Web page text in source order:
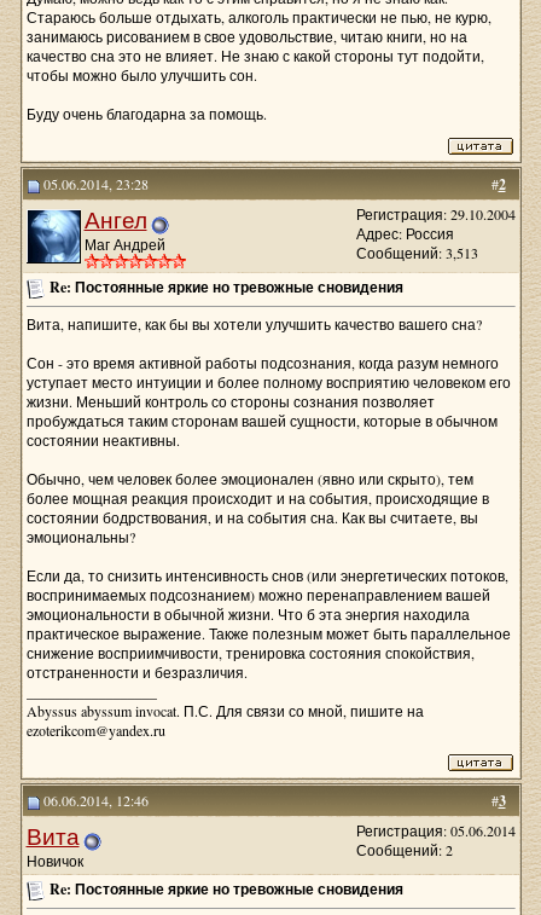
Стараюсь больше отдыхать, алкоголь практически не пью, не курю,
занимаюсь рисованием в свое удовольствие, читаю книги, но на
качество сна это не влияет. Не знаю с какой стороны тут подойти,
чтобы можно было улучшить сон.
Буду очень благодарна за помощь.
#2
05.06.2014, 23:28
Ангел
Маг Андрей
Регистрация: 29.10.2004
Адрес: Россия
Сообщений: 3,513
Re: Постоянные яркие но тревожные сновидения
Вита, напишите, как бы вы хотели улучшить качество вашего сна?
Сон - это время активной работы подсознания, когда разум немного
уступает место интуиции и более полному восприятию человеком его
жизни. Меньший контроль со стороны сознания позволяет
пробуждаться таким сторонам вашей сущности, которые в обычном
состоянии неактивны.
Обычно, чем человек более эмоционален (явно или скрыто), тем
более мощная реакция происходит и на события, происходящие в
состоянии бодрствования, и на события сна. Как вы считаете, вы
эмоциональны?
Если да, то снизить интенсивность снов (или энергетических потоков,
воспринимаемых подсознанием) можно перенаправлением вашей
эмоциональности в обычной жизни. Что б эта энергия находила
практическое выражение. Также полезным может быть параллельное
снижение восприимчивости, тренировка состояния спокойствия,
отстраненности и безразличия.
Abyssus abyssum invocat. П.С. Для связи со мной, пишите на
ezoterikcom@yandex.ru
#3
06.06.2014, 12:46
Вита
Новичок
Регистрация: 05.06.2014
Сообщений: 2
Re: Постоянные яркие но тревожные сновидения